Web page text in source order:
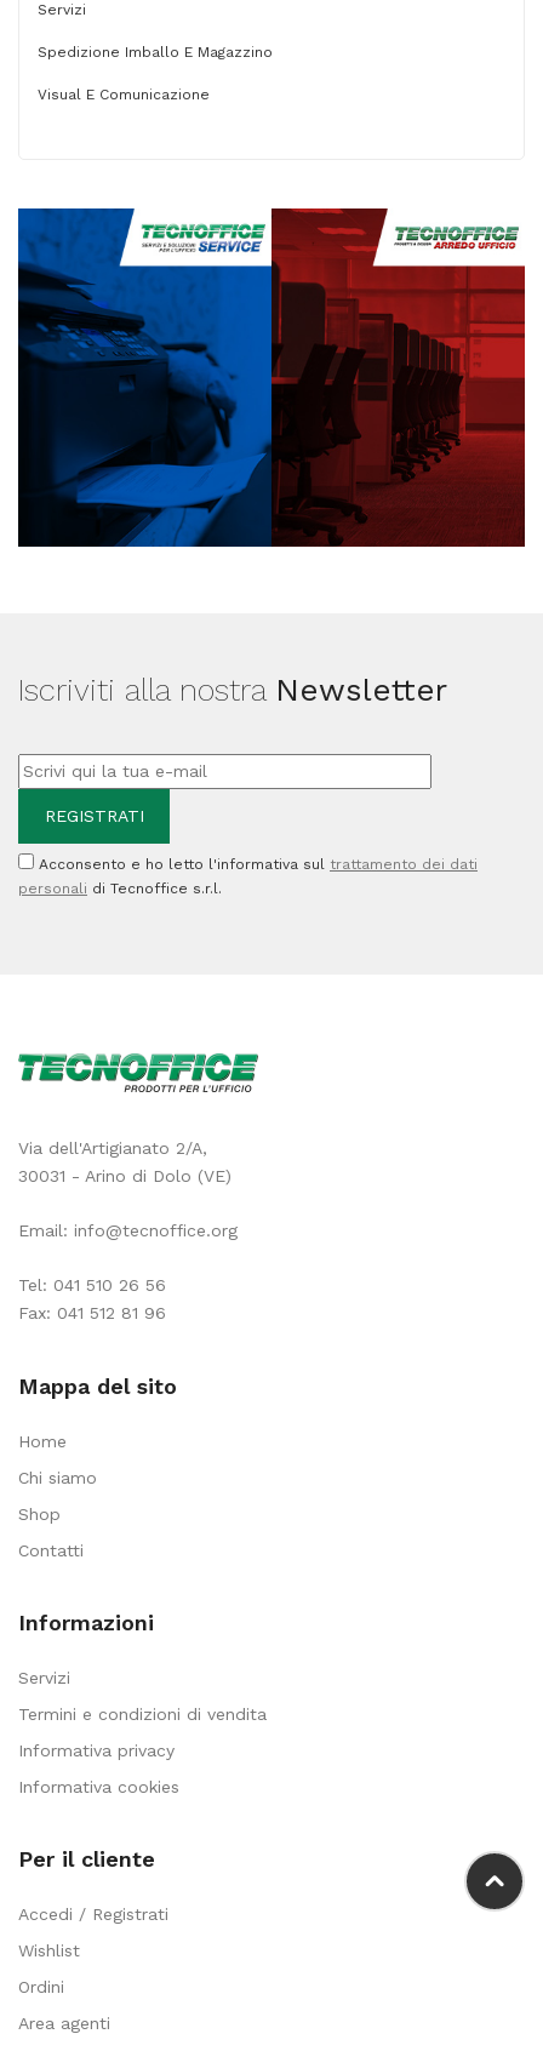
Servizi
Spedizione Imballo E Magazzino
Visual E Comunicazione
Iscriviti alla nostra Newsletter
Acconsento e ho letto l'informativa sul trattamento dei dati
personali di Tecnoffice s.r.l.
Via dell'Artigianato 2/A,
30031 - Arino di Dolo (VE)
Email: info@tecnoffice.org
Tel: 041 510 26 56
Fax: 041 512 81 96
Mappa del sito
Home
Chi siamo
Shop
Contatti
Informazioni
Servizi
Termini e condizioni di vendita
Informativa privacy
Informativa cookies
Per il cliente
Accedi / Registrati
Wishlist
Ordini
Area agenti